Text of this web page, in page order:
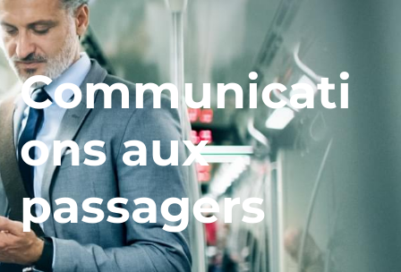
Communicati
ons aux
passagers